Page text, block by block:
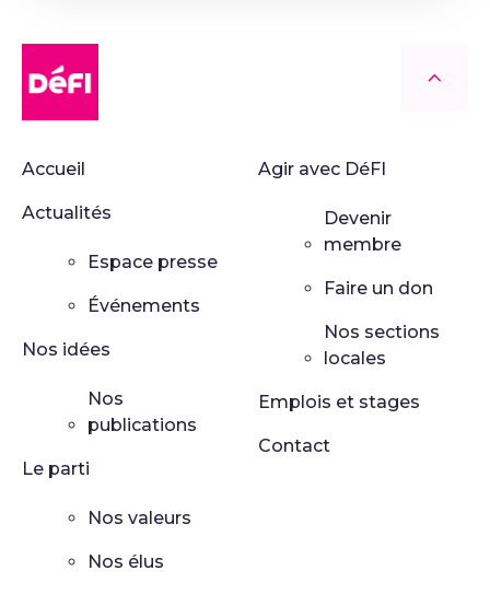
Accueil
Actualités
Espace presse
Événements
Nos idées
Nos
publications
Le parti
Nos valeurs
Nos élus
Agir avec DéFI
Devenir
membre
Faire un don
Nos sections
locales
Emplois et stages
Contact